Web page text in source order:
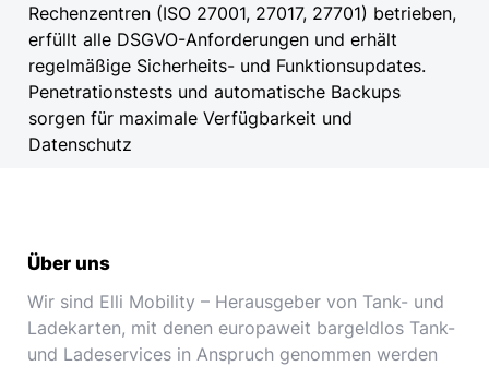
Rechenzentren (ISO 27001, 27017, 27701) betrieben,
erfüllt alle DSGVO-Anforderungen und erhält
regelmäßige Sicherheits- und Funktionsupdates.
Penetrationstests und automatische Backups
sorgen für maximale Verfügbarkeit und
Datenschutz
Über uns
Wir sind Elli Mobility – Herausgeber von Tank- und
Ladekarten, mit denen europaweit bargeldlos Tank-
und Ladeservices in Anspruch genommen werden